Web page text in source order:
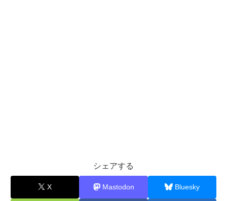
シェアする
X Mastodon Bluesky